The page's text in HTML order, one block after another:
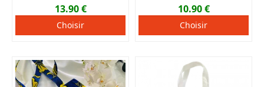
13.90 €
Choisir
10.90 €
Choisir